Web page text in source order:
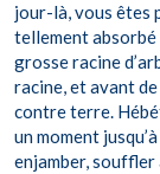
jour-là, vous êtes
tellement absorbé
grosse racine
racine, et avant
contre terre.
un moment
enjamber, souffler